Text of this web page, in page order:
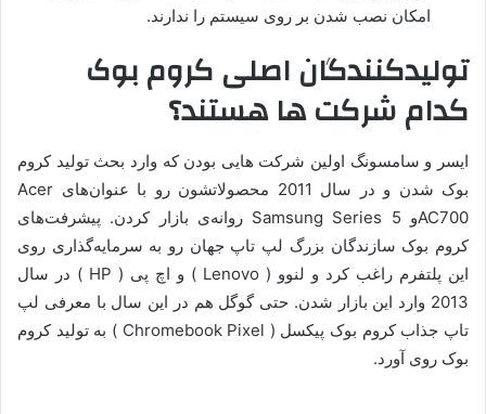
امکان نصب شدن بر روی سیستم را ندارند.
تولیدکنندگان اصلی کروم بوک
کدام شرکت ها هستند؟
ایسر و سامسونگ اولین شرکت هایی بودن که وارد بحث تولید کروم
بوک شدن و در سال 2011 محصولاتشون رو با عنوان‌های Acer
AC700و Samsung Series 5 روانه‌ی بازار کردن. پیشرفت‌های
کروم بوک سازندگان بزرگ لپ تاپ جهان رو به سرمایه‌گذاری روی
این پلتفرم راغب کرد و لنوو ( Lenovo ) و اچ پی ( HP ) در سال
2013 وارد این بازار شدن. حتی گوگل هم در این سال با معرفی لپ
تاپ جذاب کروم بوک پیکسل ( Chromebook Pixel ) به تولید کروم
بوک روی آورد.